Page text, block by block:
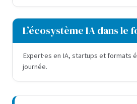
L’écosystème IA dans le
Expert·es en IA, startups et formats
journée.